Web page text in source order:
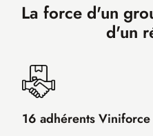
La force d'un
d'un
16 adhérents Viniforce